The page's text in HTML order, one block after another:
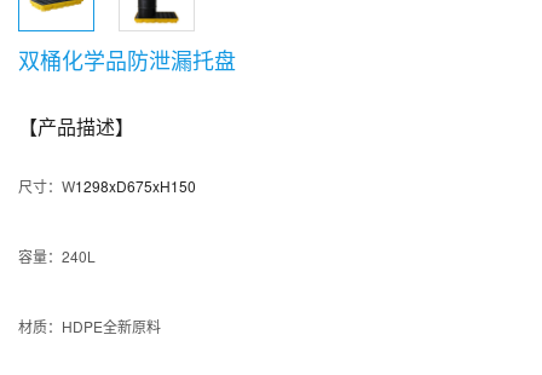
双桶化学品防泄漏托盘
【产品描述】
尺寸：W1298xD675xH150
容量：240L
材质：HDPE全新原料